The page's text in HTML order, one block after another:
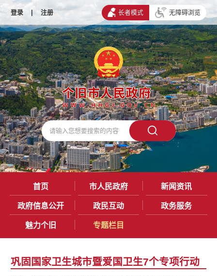
登录 | 注册 长者模式 无障碍浏览
首页 市人民政府 新闻资讯
政府信息公开 政民互动 政务服务
魅力个旧 专题栏目
巩固国家卫生城市暨爱国卫生7个专项行动